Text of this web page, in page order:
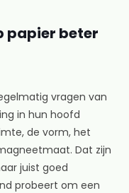
papier beter
vragen van
in hun hoofd
de vorm, het
Dat zijn
juist goed
probeert om een